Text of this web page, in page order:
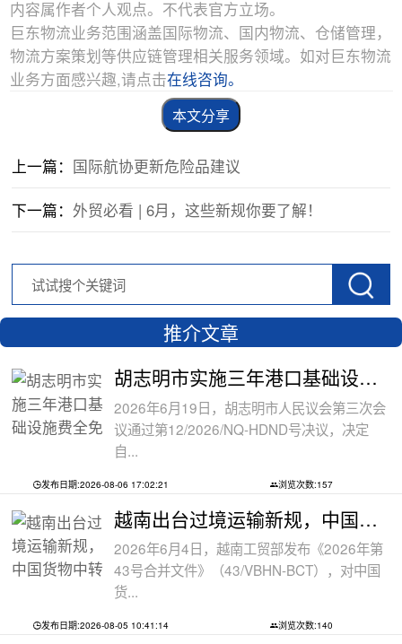
内容属作者个人观点。不代表官方立场。
巨东物流业务范围涵盖国际物流、国内物流、仓储管理，
物流方案策划等供应链管理相关服务领域。如对巨东物流
业务方面感兴趣,请点击在线咨询。
本文分享
上一篇： 国际航协更新危险品建议
下一篇： 外贸必看 | 6月，这些新规你要了解！
推介文章
胡志明市实施三年港口基础设施费全免政
2026年6月19日，胡志明市人民议会第三次会
议通过第12/2026/NQ-HDND号决议，决定
自...
发布日期:2026-08-06 17:02:21 浏览次数:157
越南出台过境运输新规，中国货物中转通
2026年6月4日，越南工贸部发布《2026年第
43号合并文件》（43/VBHN-BCT），对中国
货...
发布日期:2026-08-05 10:41:14 浏览次数:140